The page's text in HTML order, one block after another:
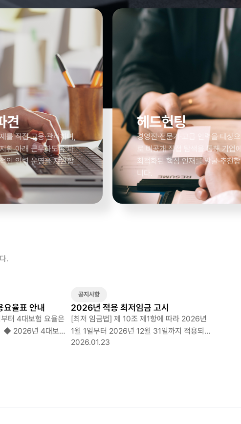
견
를 직접 고용·관리하며,
휘 아래 근무하도록 파
인 인력 운영을 지원합
헤드헌팅
경영진·전문가·고급 인력을 대상으
로 비공개 직접 탐색을 통해 기업에
최적화된 핵심 인재를 발굴·추천합
니다.
.
율표 안내
터 4대보험 요율은
공지사항
2026년 적용 최저임금 고시
[최저 임금법] 제 10조 제1항에 따라 2026년
1월 1일부터 2026년 12월 31일까지 적용되는
최저임금액을 다음과 같이 고시 합니다 1.
2026.01.23